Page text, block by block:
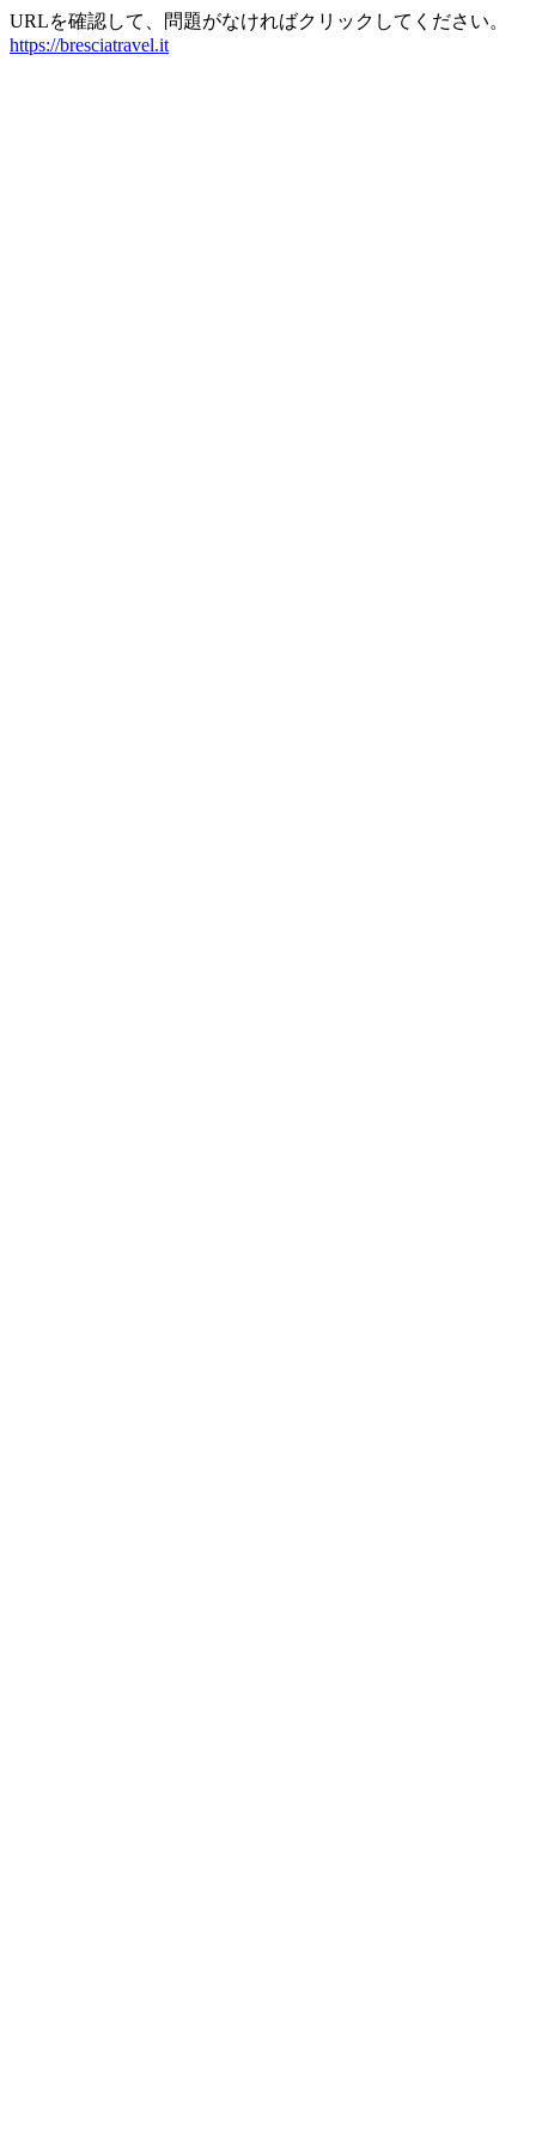
URLを確認して、問題がなければクリックしてください。
https://bresciatravel.it